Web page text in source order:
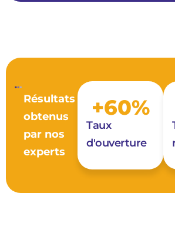
Résultats
obtenus
par nos
experts
Taux
d'ouverture
+60%